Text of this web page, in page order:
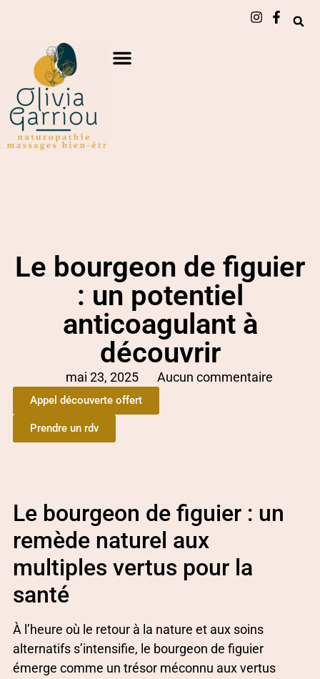
Le bourgeon de figuier
: un potentiel
anticoagulant à
découvrir
mai 23, 2025 Aucun commentaire
Appel découverte offert
Prendre un rdv
Le bourgeon de figuier : un
remède naturel aux
multiples vertus pour la
santé
À l’heure où le retour à la nature et aux soins
alternatifs s’intensifie, le bourgeon de figuier
émerge comme un trésor méconnu aux vertus